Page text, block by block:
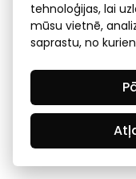
kapitālu ir
darbu Latvijā.
prasībām.
veidā
atkarīgs no
un nebūs
tehnoloģijas, lai
mūsu vietnē,
saprastu, no